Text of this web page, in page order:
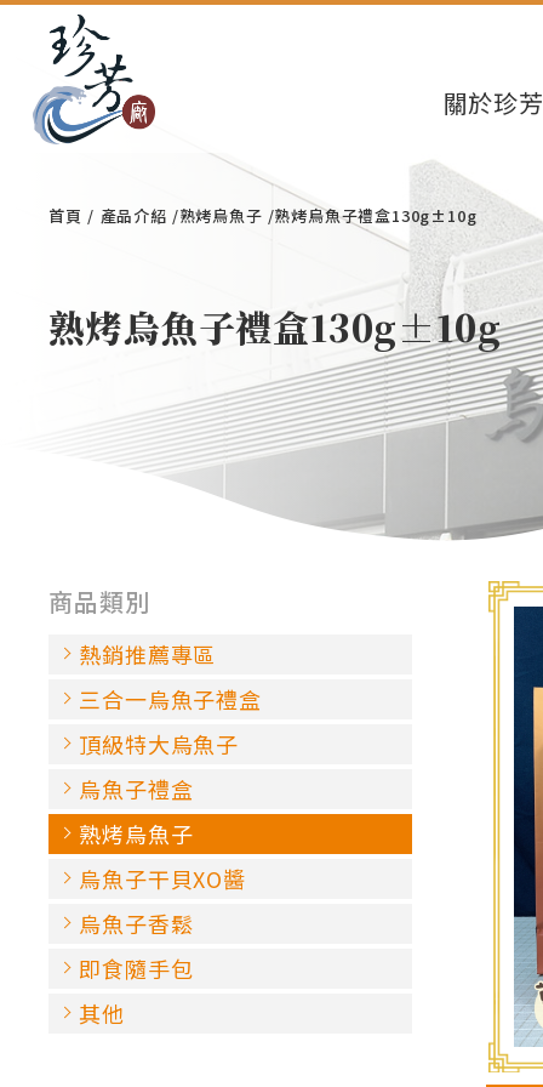
關於珍芳
首頁 產品介紹 熟烤烏魚子 熟烤烏魚子禮盒130g±10g
熟烤烏魚子禮盒130g±10g
商品類別
熱銷推薦專區
三合一烏魚子禮盒
頂級特大烏魚子
烏魚子禮盒
熟烤烏魚子
烏魚子干貝XO醬
烏魚子香鬆
即食隨手包
其他